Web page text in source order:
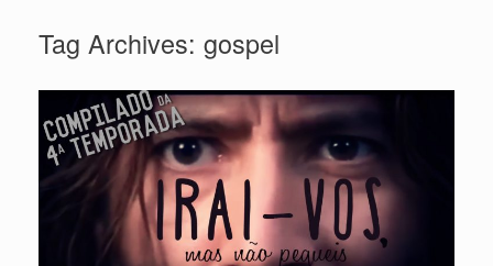
Tag Archives: gospel